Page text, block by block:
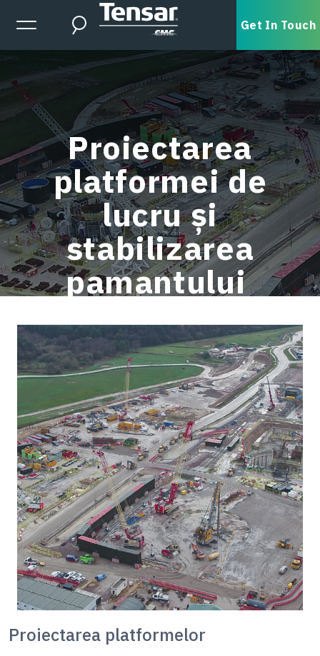
Skip to main content
Expanded Menu Toggle
Search Get In Touch
Proiectarea
platformei de
lucru și
stabilizarea
pamantului
Proiectarea platformelor